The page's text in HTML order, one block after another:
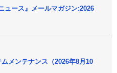
ュース』メールマガジン:2026
メンテナンス（2026年8月10